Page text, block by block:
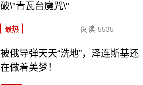
破\"青瓦台魔咒\"
最热 阅读 5535
被俄导弹天天“洗地”，泽连斯基还
在做着美梦！